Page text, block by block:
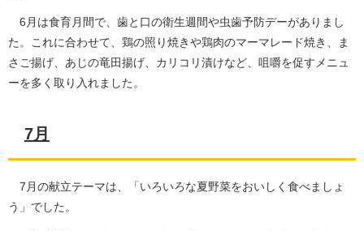
6月は食育月間で、歯と口の衛生週間や虫歯予防デーがありまし
た。これに合わせて、鶏の照り焼きや鶏肉のマーマレード焼き、ま
さご揚げ、あじの竜田揚げ、カリコリ漬けなど、咀嚼を促すメニュ
ーを多く取り入れました。
7月
7月の献立テーマは、「いろいろな夏野菜をおいしく食べましょ
う」でした。